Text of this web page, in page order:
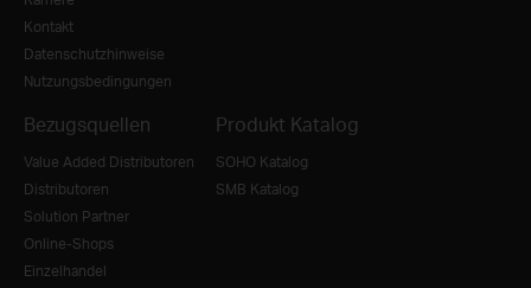
Kontakt
Datenschutzhinweise
Nutzungsbedingungen
Bezugsquellen
Value Added Distributoren
Distributoren
Solution Partner
Online-Shops
Einzelhandel
Produkt Katalog
SOHO Katalog
SMB Katalog